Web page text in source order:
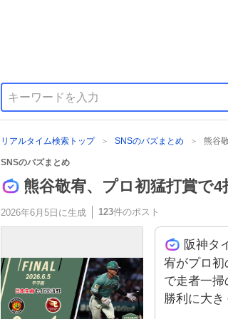
リアルタイム検索トップ SNSのバズまとめ 熊谷
SNSのバズまとめ
熊谷敬宥、プロ初猛打賞で
2026年6月5日 に生成 123件のポスト
阪神タ
宥がプロ初
で走者一
勝利に大き